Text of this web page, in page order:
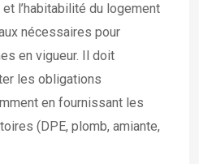
l’habitabilité du logement
nécessaires pour
en vigueur. Il doit
les obligations
en fournissant les
(DPE, plomb, amiante,